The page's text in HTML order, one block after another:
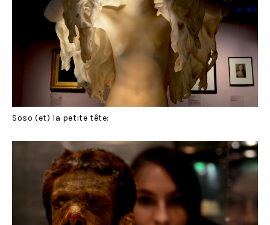
Soso (et) la petite tête: